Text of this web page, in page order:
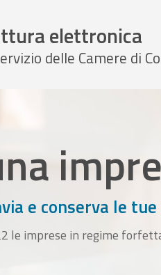
elettronica
delle Camere di
e conserva le
le imprese in regime